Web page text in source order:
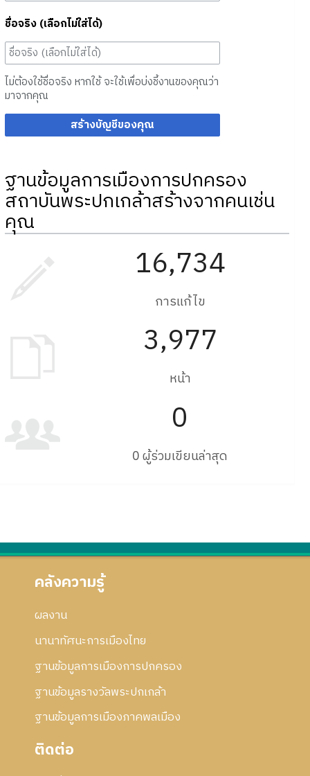
ชื่อจริง (เลือกไม่ใส่ได้)
ไม่ต้องใช้ชื่อจริง หากใช้ จะใช้เพื่อบ่งชี้งานของคุณว่า
มาจากคุณ
สร้างบัญชีของคุณ
ฐานข้อมูลการเมืองการปกครอง
สถาบันพระปกเกล้าสร้างจากคนเช่น
คุณ
16,734
การแก้ไข
3,977
หน้า
0
0 ผู้ร่วมเขียนล่าสุด
คลังความรู้
ผลงาน
นานาทัศนะการเมืองไทย
ฐานข้อมูลการเมืองการปกครอง
ฐานข้อมูลรางวัลพระปกเกล้า
ฐานข้อมูลการเมืองภาคพลเมือง
ติดต่อ